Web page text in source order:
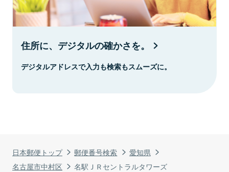
日本郵便トップ 郵便番号検索
愛知県
名古屋市中村区
名駅ＪＲセントラルタワーズ
住所に、デジタルの確かさを。
デジタルアドレスで入力も検索もスムーズに。